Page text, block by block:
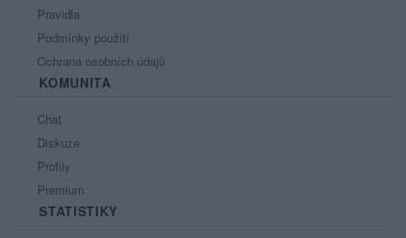
Pravidla
Podmínky použití
Ochrana osobních údajů
KOMUNITA
Chat
Diskuze
Profily
Premium
STATISTIKY